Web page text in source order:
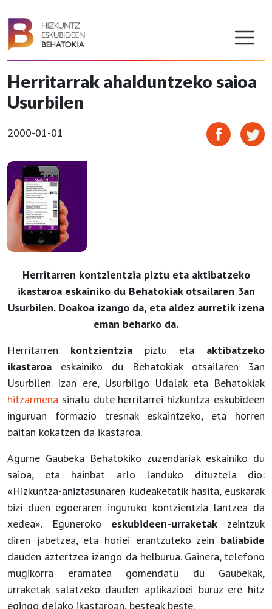
Herritarrak ahalduntzeko saioa
Usurbilen
2000-01-01
Herritarren kontzientzia piztu eta aktibatzeko
ikastaroa eskainiko du Behatokiak otsailaren 3an
Usurbilen. Doakoa izango da, eta aldez aurretik izena
eman beharko da.
Herritarren kontzientzia piztu eta aktibatzeko
ikastaroa eskainiko du Behatokiak otsailaren 3an
Usurbilen. Izan ere, Usurbilgo Udalak eta Behatokiak
hitzarmena sinatu dute herritarrei hizkuntza eskubideen
inguruan formazio tresnak eskaintzeko, eta horren
baitan kokatzen da ikastaroa.
Agurne Gaubeka Behatokiko zuzendariak eskainiko du
saioa, eta hainbat arlo landuko dituztela dio:
«Hizkuntza-aniztasunaren kudeaketatik hasita, euskarak
bizi duen egoeraren inguruko kontzientzia lantzea da
xedea». Eguneroko eskubideen-urraketak zeintzuk
diren jabetzea, eta horiei erantzuteko zein baliabide
dauden aztertzea izango da helburua. Gainera, telefono
mugikorra eramatea gomendatu du Gaubekak,
urraketak salatzeko dauden aplikazioei buruz ere hitz
egingo delako ikastaroan, besteak beste.